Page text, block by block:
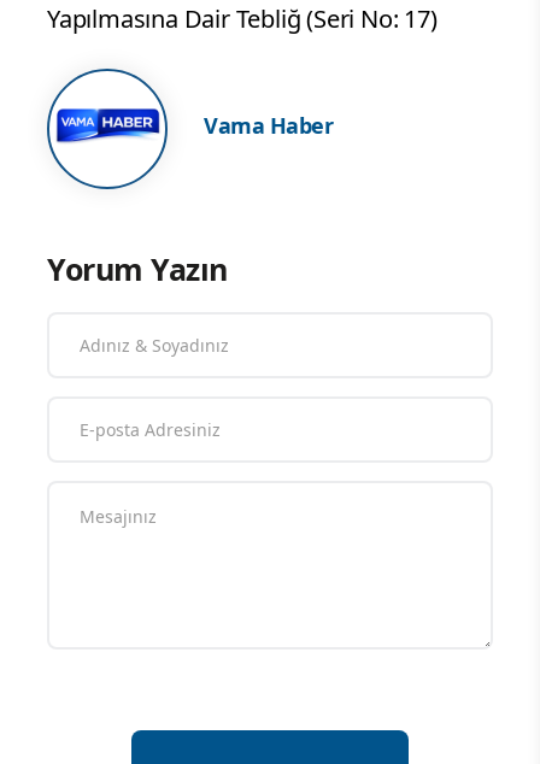
Yapılmasına Dair Tebliğ (Seri No: 17)
Vama Haber
Yorum Yazın